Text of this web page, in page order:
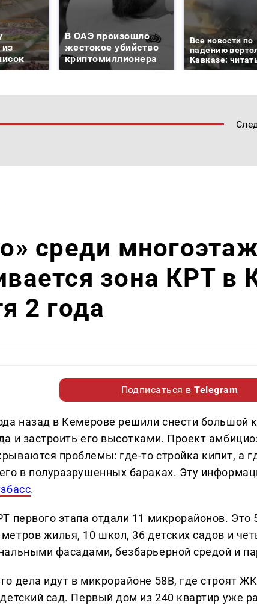
В ОАЭ произошло
жестокое убийство
криптомиллионера
Все новости по
падению
Кавказе:
среди
зона КРТ в
2 года
Подписаться вTelegram
назад в Кемерове решили снести большой
и застроить его высотками. Проект
проблемы: где-то стройка кипит, а
в полуразрушенных бараках. Эту
.
первого этапа отдали 11 микрорайонов. Это
жилья, 10 школ, 36 детских садов и
фасадами, безбарьерной средой и
дела идут в микрорайоне 58В, где строят
сад. Первый дом из 240 квартир уже